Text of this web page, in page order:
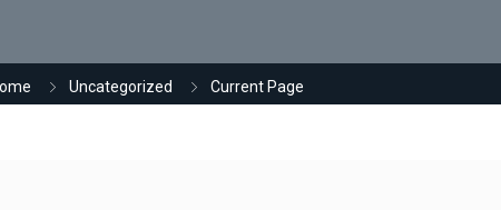
Uncategorized Current Page